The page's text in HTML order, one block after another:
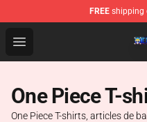
FREE shipping
Open menu
One Piece Store -
One Piece T-
One Piece T-shirts, articles de